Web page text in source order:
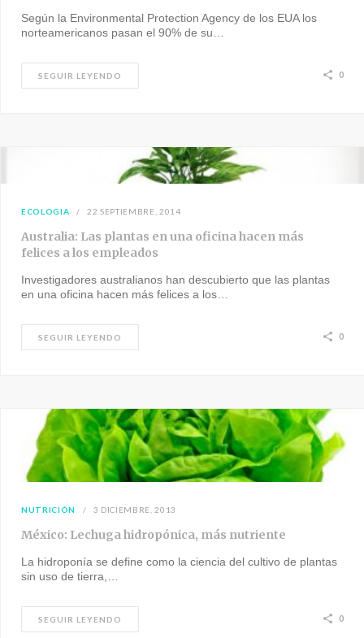
Según la Environmental Protection Agency de los EUA los
norteamericanos pasan el 90% de su…
SEGUIR LEYENDO 0
ECOLOGIA 22 SEPTIEMBRE, 2014
Australia: Las plantas en una oficina hacen más
felices a los empleados
Investigadores australianos han descubierto que las plantas
en una oficina hacen más felices a los…
SEGUIR LEYENDO 0
NUTRICIÓN 3 DICIEMBRE, 2013
México: Lechuga hidropónica, más nutriente
La hidroponía se define como la ciencia del cultivo de plantas
sin uso de tierra,…
SEGUIR LEYENDO 0